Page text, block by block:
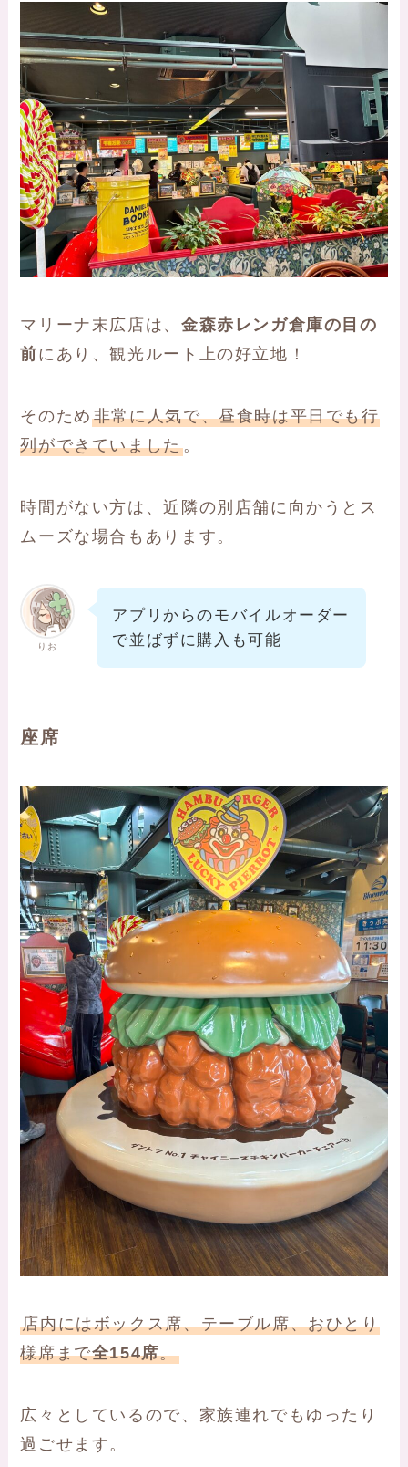
マリーナ末広店は、 金森赤レンガ倉庫の目の
前にあり、観光ルート上の好立地！
そのため 非常に人気で、昼食時は平日でも行
列ができていました。
時間がない方は、近隣の別店舗に向かうとス
ムーズな場合もあります。
りお
アプリからのモバイルオーダー
で並ばずに購入も可能
座席
店内にはボックス席、テーブル席、おひとり
様席まで全154席。
広々としているので、家族連れでもゆったり
過ごせます。